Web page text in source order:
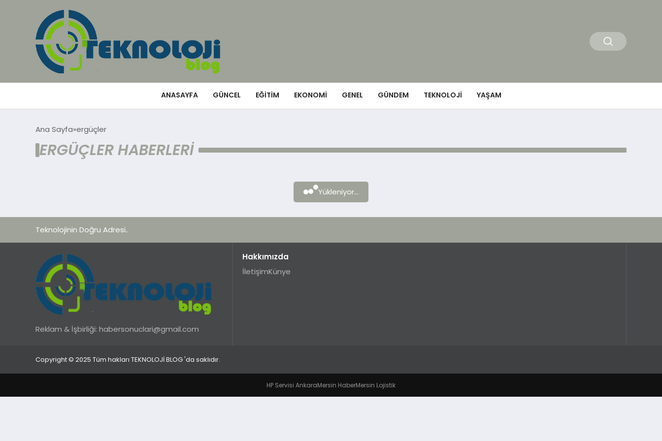
ANASAYFA GÜNCEL EĞITIM EKONOMI GENEL GÜNDEM TEKNOLOJI YAŞAM
Ana Sayfa ergüçler
ERGÜÇLER HABERLERI
Yükleniyor...
Teknolojinin Doğru Adresi..
Reklam & İşbirliği: habersonuclari@gmail.com
Hakkımızda
İletişimKünye
Copyright © 2025 Tüm hakları TEKNOLOJİ BLOG 'da saklıdır.
HP Servisi AnkaraMersin HaberMersin Lojistik